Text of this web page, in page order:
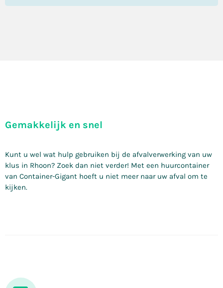
Gemakkelijk en snel
Kunt u wel wat hulp gebruiken bij de afvalverwerking van uw
klus in Rhoon? Zoek dan niet verder! Met een huurcontainer
van Container-Gigant hoeft u niet meer naar uw afval om te
kijken.